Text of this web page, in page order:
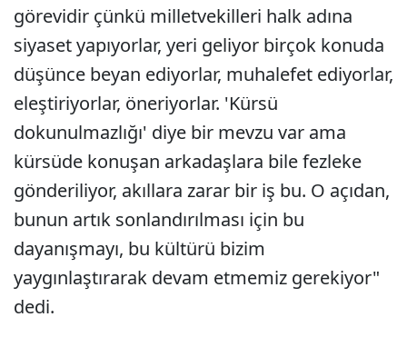
görevidir çünkü milletvekilleri halk adına
siyaset yapıyorlar, yeri geliyor birçok konuda
düşünce beyan ediyorlar, muhalefet ediyorlar,
eleştiriyorlar, öneriyorlar. 'Kürsü
dokunulmazlığı' diye bir mevzu var ama
kürsüde konuşan arkadaşlara bile fezleke
gönderiliyor, akıllara zarar bir iş bu. O açıdan,
bunun artık sonlandırılması için bu
dayanışmayı, bu kültürü bizim
yaygınlaştırarak devam etmemiz gerekiyor"
dedi.